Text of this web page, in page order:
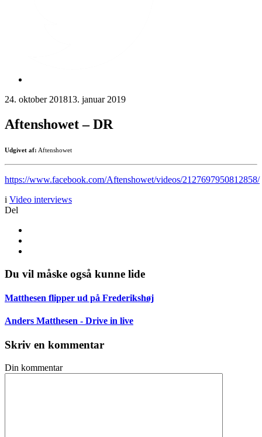
24. oktober 201813. januar 2019
Aftenshowet – DR
Udgivet af: Aftenshowet
https://www.facebook.com/Aftenshowet/videos/2127697950812858/
i Video interviews
Del
Du vil måske også kunne lide
Matthesen flipper ud på Frederikshøj
Anders Matthesen - Drive in live
Skriv en kommentar
Din kommentar